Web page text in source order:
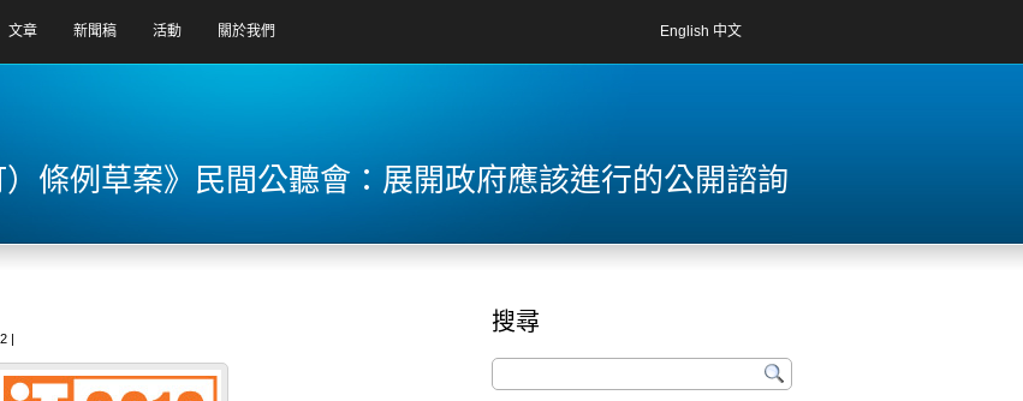
文章 新聞稿 活動 關於我們 English 中文
條例草案》民間公聽會：展開政府應該進行的公開諮詢
|
搜尋